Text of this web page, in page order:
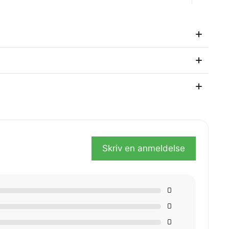
Skriv en anmeldelse
0
0
0